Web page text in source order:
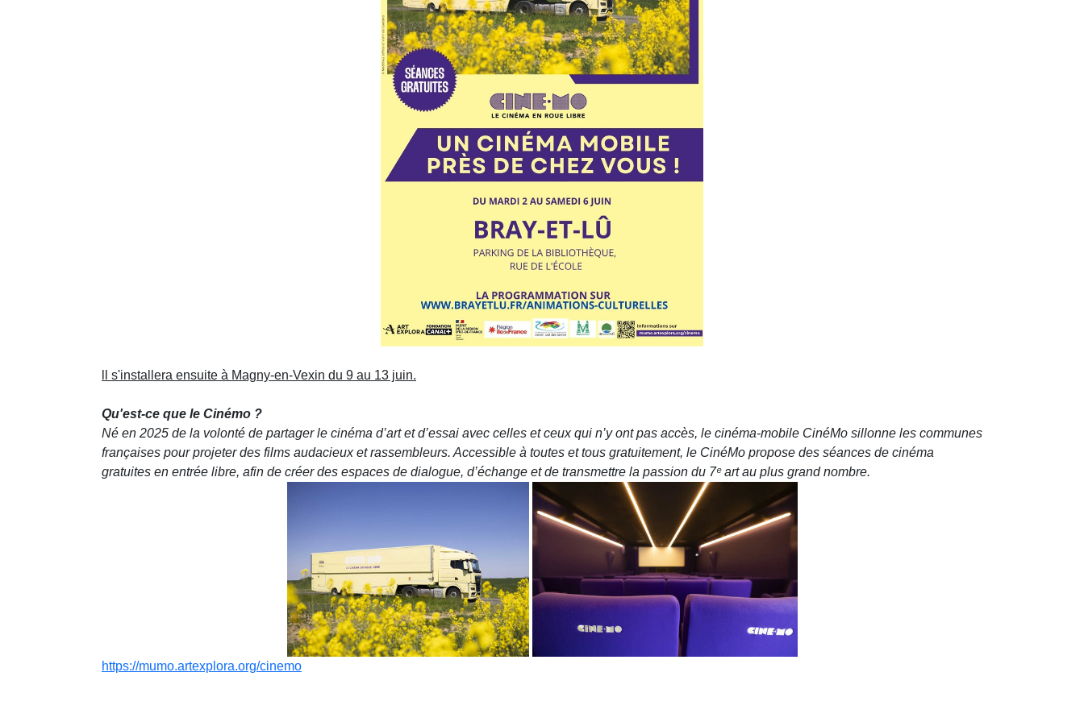
ll s'installera ensuite à Magny-en-Vexin du 9 au 13 juin.
Qu'est-ce que le Cinémo ?
Né en 2025 de la volonté de partager le cinéma d’art et d’essai avec celles et ceux qui n’y ont pas accès, le cinéma-mobile CinéMo sillonne les communes
françaises pour projeter des films audacieux et rassembleurs. Accessible à toutes et tous gratuitement, le CinéMo propose des séances de cinéma
gratuites en entrée libre, afin de créer des espaces de dialogue, d’échange et de transmettre la passion du 7ᵉ art au plus grand nombre.
https://mumo.artexplora.org/cinemo